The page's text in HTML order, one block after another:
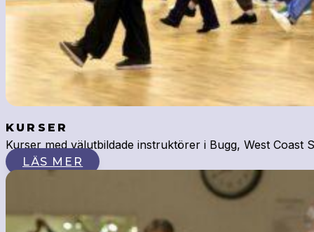
KURSER
Kurser med välutbildade instruktörer i Bugg, West
LÄS MER